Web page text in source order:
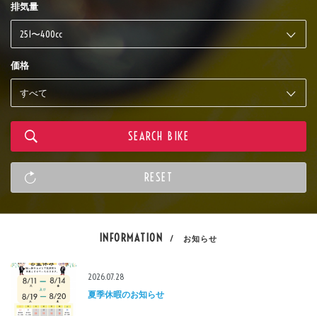
排気量
価格
INFORMATION / お知らせ
2026.07.28
夏季休暇のお知らせ